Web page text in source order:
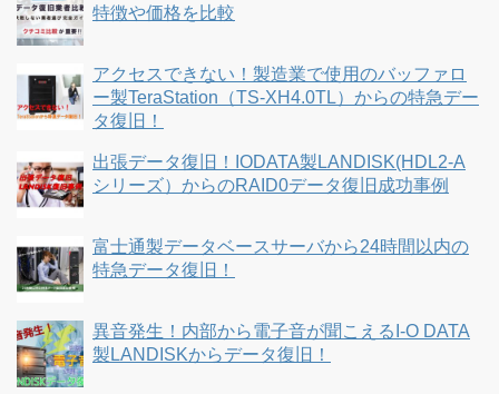
特徴や価格を比較
アクセスできない！製造業で使用のバッファロ
ー製TeraStation（TS-XH4.0TL）からの特急デー
タ復旧！
出張データ復旧！IODATA製LANDISK(HDL2-A
シリーズ）からのRAID0データ復旧成功事例
富士通製データベースサーバから24時間以内の
特急データ復旧！
異音発生！内部から電子音が聞こえるI-O DATA
製LANDISKからデータ復旧！